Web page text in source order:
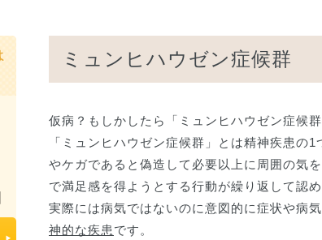
ミュンヒハウゼン症候群
仮病？もしかしたら「ミュンヒハウゼン症候群
「ミュンヒハウゼン症候群」とは精神疾患の
やケガであると偽造して必要以上に周囲の気
で満足感を得ようとする行動が繰り返して認め
実際には病気ではないのに意図的に症状や病
神的な疾患 です。